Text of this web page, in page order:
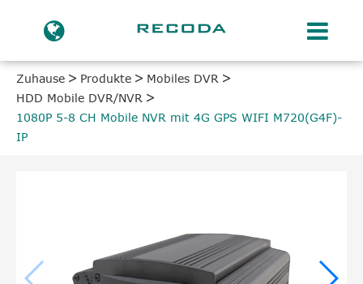
Zuhause Produkte
Mobiles DVR
HDD Mobile DVR/NVR
1080P 5-8 CH Mobile NVR mit 4G GPS WIFI M720(G4F)-
IP